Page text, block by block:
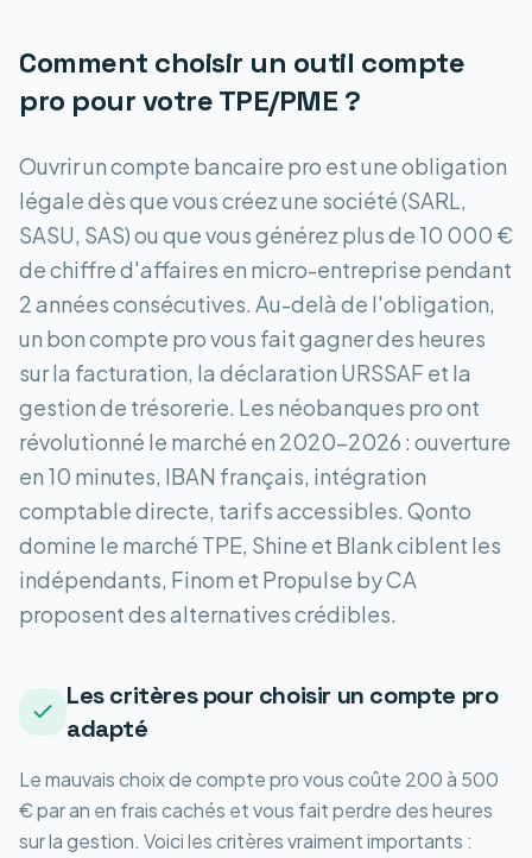
Comment choisir un outil compte
pro pour votre TPE/PME ?
Ouvrir un compte bancaire pro est une obligation
légale dès que vous créez une société (SARL,
SASU, SAS) ou que vous générez plus de 10 000 €
de chiffre d'affaires en micro-entreprise pendant
2 années consécutives. Au-delà de l'obligation,
un bon compte pro vous fait gagner des heures
sur la facturation, la déclaration URSSAF et la
gestion de trésorerie. Les néobanques pro ont
révolutionné le marché en 2020-2026 : ouverture
en 10 minutes, IBAN français, intégration
comptable directe, tarifs accessibles. Qonto
domine le marché TPE, Shine et Blank ciblent les
indépendants, Finom et Propulse by CA
proposent des alternatives crédibles.
Les critères pour choisir un compte pro
adapté
Le mauvais choix de compte pro vous coûte 200 à 500
€ par an en frais cachés et vous fait perdre des heures
sur la gestion. Voici les critères vraiment importants :